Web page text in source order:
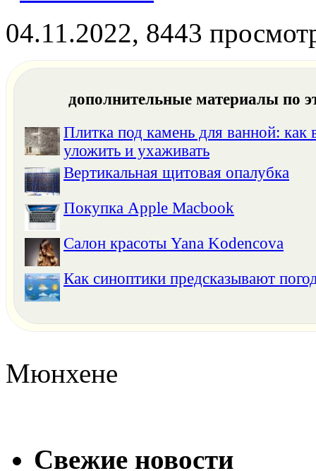
04.11.2022, 8443
дополнительные материалы по
Плитка под камень для ванной: как
уложить и ухаживать
Вертикальная щитовая опалубка
Покупка Apple Macbook
Салон красоты Yana Kodencova
Как синоптики предсказывают
Мюнхене
Свежие новости